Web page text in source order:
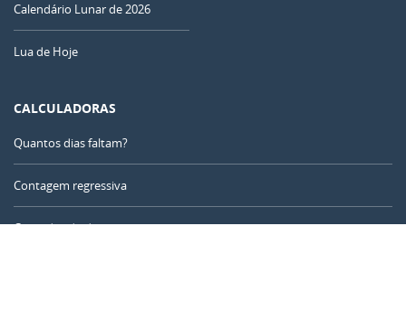
Calendário Lunar de 2026
Lua de Hoje
CALCULADORAS
Quantos dias faltam?
Contagem regressiva
Contador de dias